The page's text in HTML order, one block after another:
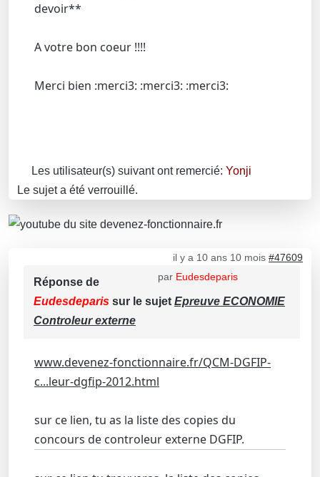
devoir**
A votre bon coeur !!!!
Merci bien :merci3: :merci3: :merci3:
Les utilisateur(s) suivant ont remercié: Yonji
Le sujet a été verrouillé.
il y a 10 ans 10 mois #47609
par Eudesdeparis
Réponse de
Eudesdeparis sur le sujet Epreuve ECONOMIE
Controleur externe
www.devenez-fonctionnaire.fr/QCM-DGFIP-
c...leur-dgfip-2012.html
sur ce lien, tu as la liste des copies du
concours de controleur externe DGFIP.